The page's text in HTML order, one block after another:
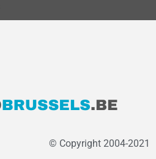
© Copyright 2004-2021